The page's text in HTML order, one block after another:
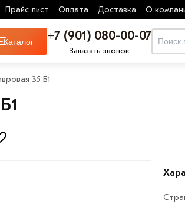
Прайс лист Оплата Доставка О
Каталог +7 (901) 080-00-07
Заказать звонок
35 Б1